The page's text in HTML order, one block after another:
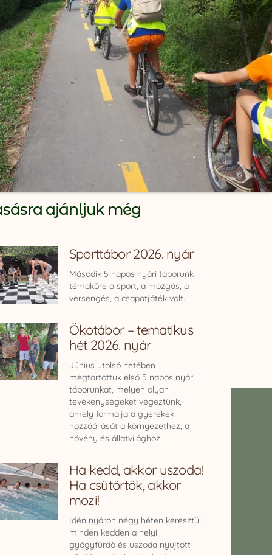
ajánljuk még
Sporttábor 2026. nyár
Második 5 napos nyári táborunk
témaköre a sport, a mozgás, a
versengés, a csapatjáték volt.
Ökotábor – tematikus
hét 2026. nyár
Június utolsó hetében
megtartottuk első 5 napos nyári
táborunkat, melyen olyan
tevékenységeket végeztünk,
amely formálja a gyerekek
hozzáállását a környezethez, a
növény és állatvilághoz.
Ha kedd, akkor uszoda!
Ha csütörtök, akkor
mozi!
Idén nyáron négy héten keresztül
minden kedden a helyi
gyógyfürdő és uszoda nyújtott